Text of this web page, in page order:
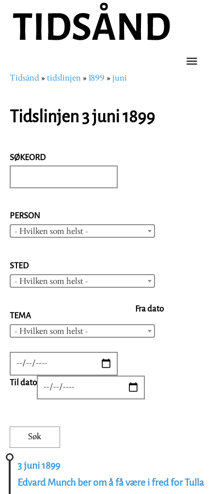
hovedinnhold
Toggle
Navigasjonssti
Tidsånd tidslinjen 1899 juni
Tidslinjen 3 juni 1899
SØKEORD
PERSON
- Hvilken som helst -
STED
- Hvilken som helst -
TEMA
- Hvilken som helst -
Fra dato
DATE
Til dato DATE
3 juni 1899
Edvard Munch ber om å få være i fred for Tulla